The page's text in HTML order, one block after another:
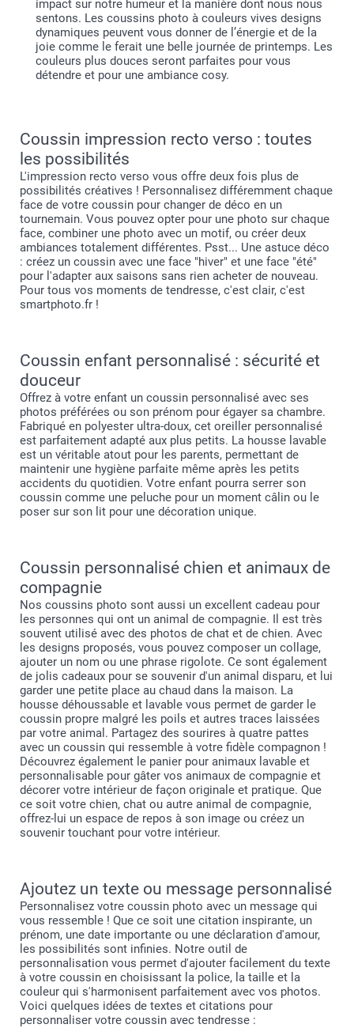
impact sur notre humeur et la manière dont nous nous
sentons. Les coussins photo à couleurs vives designs
dynamiques peuvent vous donner de l’énergie et de la
joie comme le ferait une belle journée de printemps. Les
couleurs plus douces seront parfaites pour vous
détendre et pour une ambiance cosy.
Coussin impression recto verso : toutes
les possibilités
L'impression recto verso vous offre deux fois plus de
possibilités créatives ! Personnalisez différemment chaque
face de votre coussin pour changer de déco en un
tournemain. Vous pouvez opter pour une photo sur chaque
face, combiner une photo avec un motif, ou créer deux
ambiances totalement différentes. Psst... Une astuce déco
: créez un coussin avec une face "hiver" et une face "été"
pour l'adapter aux saisons sans rien acheter de nouveau.
Pour tous vos moments de tendresse, c'est clair, c'est
smartphoto.fr !
Coussin enfant personnalisé : sécurité et
douceur
Offrez à votre enfant un coussin personnalisé avec ses
photos préférées ou son prénom pour égayer sa chambre.
Fabriqué en polyester ultra-doux, cet oreiller personnalisé
est parfaitement adapté aux plus petits. La housse lavable
est un véritable atout pour les parents, permettant de
maintenir une hygiène parfaite même après les petits
accidents du quotidien. Votre enfant pourra serrer son
coussin comme une peluche pour un moment câlin ou le
poser sur son lit pour une décoration unique.
Coussin personnalisé chien et animaux de
compagnie
Nos coussins photo sont aussi un excellent cadeau pour
les personnes qui ont un animal de compagnie. Il est très
souvent utilisé avec des photos de chat et de chien. Avec
les designs proposés, vous pouvez composer un collage,
ajouter un nom ou une phrase rigolote. Ce sont également
de jolis cadeaux pour se souvenir d'un animal disparu, et lui
garder une petite place au chaud dans la maison. La
housse déhoussable et lavable vous permet de garder le
coussin propre malgré les poils et autres traces laissées
par votre animal. Partagez des sourires à quatre pattes
avec un coussin qui ressemble à votre fidèle compagnon !
Découvrez également le panier pour animaux lavable et
personnalisable pour gâter vos animaux de compagnie et
décorer votre intérieur de façon originale et pratique. Que
ce soit votre chien, chat ou autre animal de compagnie,
offrez-lui un espace de repos à son image ou créez un
souvenir touchant pour votre intérieur.
Ajoutez un texte ou message personnalisé
Personnalisez votre coussin photo avec un message qui
vous ressemble ! Que ce soit une citation inspirante, un
prénom, une date importante ou une déclaration d'amour,
les possibilités sont infinies. Notre outil de
personnalisation vous permet d'ajouter facilement du texte
à votre coussin en choisissant la police, la taille et la
couleur qui s'harmonisent parfaitement avec vos photos.
Voici quelques idées de textes et citations pour
personnaliser votre coussin avec tendresse :